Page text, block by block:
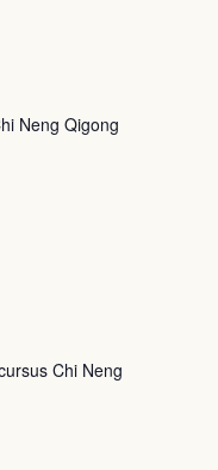
Neng Qigong
Chi Neng